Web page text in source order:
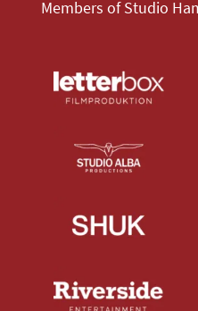
Members of Studio